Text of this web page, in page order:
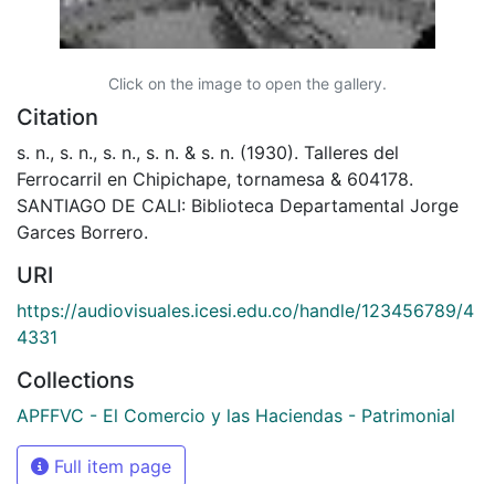
Click on the image to open the gallery.
Citation
s. n., s. n., s. n., s. n. & s. n. (1930). Talleres del
Ferrocarril en Chipichape, tornamesa & 604178.
SANTIAGO DE CALI: Biblioteca Departamental Jorge
Garces Borrero.
URI
https://audiovisuales.icesi.edu.co/handle/123456789/4
4331
Collections
APFFVC - El Comercio y las Haciendas - Patrimonial
Full item page